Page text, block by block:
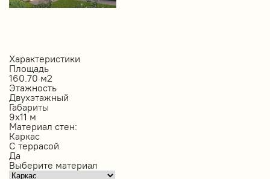
Характеристики
Площадь
160.70 м2
Этажность
Двухэтажный
Габариты
9х11 м
Материал стен:
Каркас
С террасой
Да
Выберите материал